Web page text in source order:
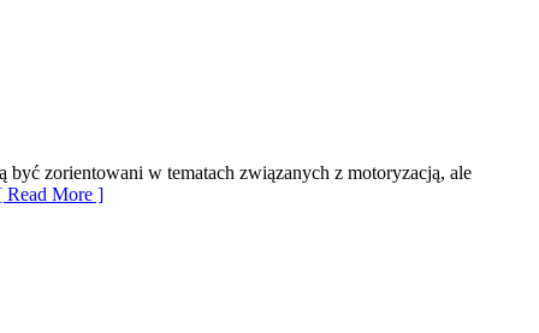
być zorientowani w tematach związanych z motoryzacją, ale
More ]